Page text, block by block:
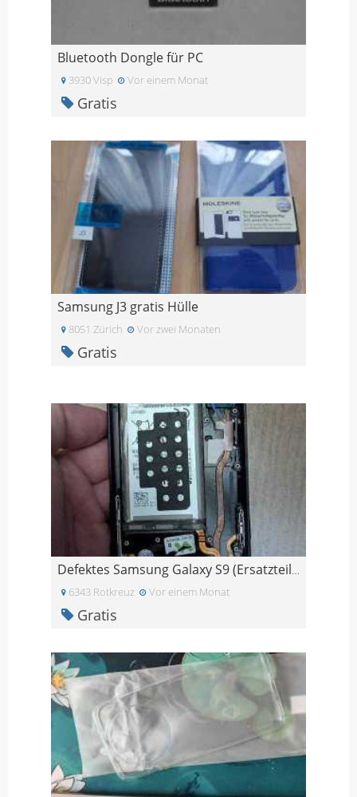
Bluetooth Dongle für PC
3930 Visp Vor einem Monat
Gratis
Samsung J3 gratis Hülle
8051 Zürich Vor zwei Monaten
Gratis
Defektes Samsung Galaxy S9 (Ersatzteile)
6343 Rotkreuz Vor einem Monat
Gratis